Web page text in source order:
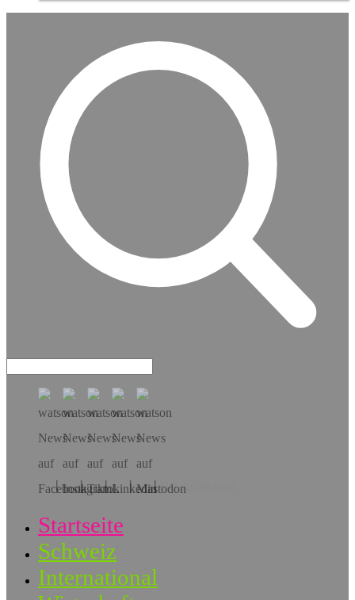
Hol dir die App!
Startseite
Schweiz
International